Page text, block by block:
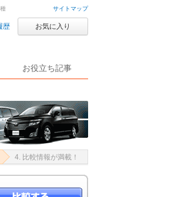
サイトマップ
歴 お気に入り
お役立ち記事
4. 比較情報が満載！